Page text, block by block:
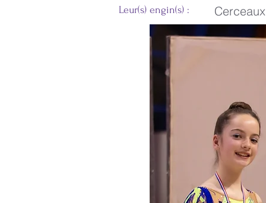
Leur(s) engin(s) : Cerceaux